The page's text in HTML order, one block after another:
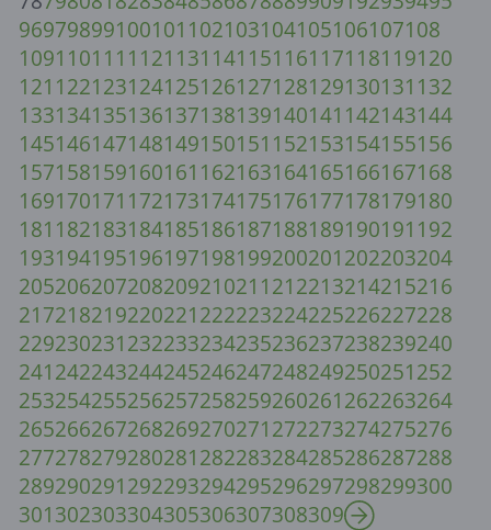
96979899100101 102103104105106107108
109110111 112113114115116117118119120
121 122123124125126127128129130131 132
133134135136137138139140141 142143144
145146147148149150151 152153154155156
157158159160161 162163164165166167168
169170171 172173174175176177178179180
181 182183184185186187188189190191 192
193194195196197198199200201202203204
205206207208209210211212213214215216
217218219220221222223224225226227228
229230231232233234235236237238239240
241242243244245246247248249250251252
253254255256257258259260261262263264
265266267268269270271272273274275276
277278279280281282283284285286287288
289290291292293294295296297298299300
301302303304305306307308309